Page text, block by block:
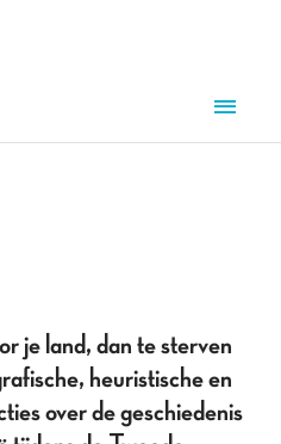
je land, dan te sterven
heuristische en
over de geschiedenis